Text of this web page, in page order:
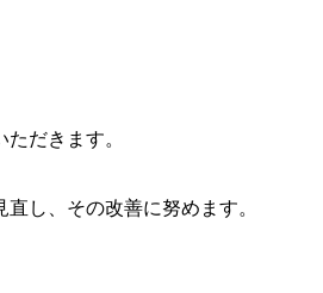
だきます。
し、その改善に努めます。